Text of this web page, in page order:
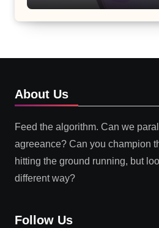
About Us
Feed the algorithm. Can we
agreeance? Can you champion
hitting the ground running, but
different way?
Follow Us